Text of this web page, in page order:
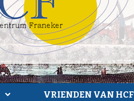
VRIENDEN VAN HCF